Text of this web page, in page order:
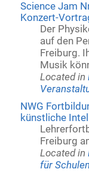
Science Jam
Konzert-
Der
auf den
Freiburg.
Musik
Located in
NWG
künstliche
Freiburg
Located in
für